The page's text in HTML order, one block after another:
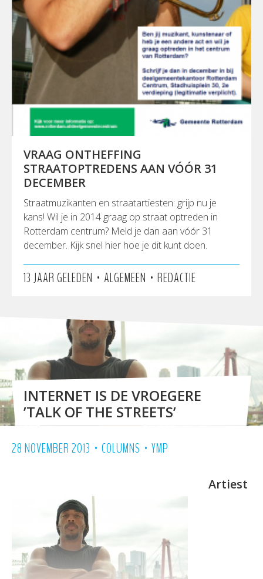
VRAAG ONTHEFFING
STRAATOPTREDENS AAN VÓÓR 31
DECEMBER
Straatmuzikanten en straatartiesten: grijp nu je
kans! Wil je in 2014 graag op straat optreden in
Rotterdam centrum? Meld je dan aan vóór 31
december. Kijk snel hier hoe je dit kunt doen.
13 JAAR GELEDEN • ALGEMEEN • REDACTIE
INTERNET IS DE VROEGERE
’TALK OF THE STREETS’
28 NOVEMBER 2013 • COLUMNS • YMP
Artiest